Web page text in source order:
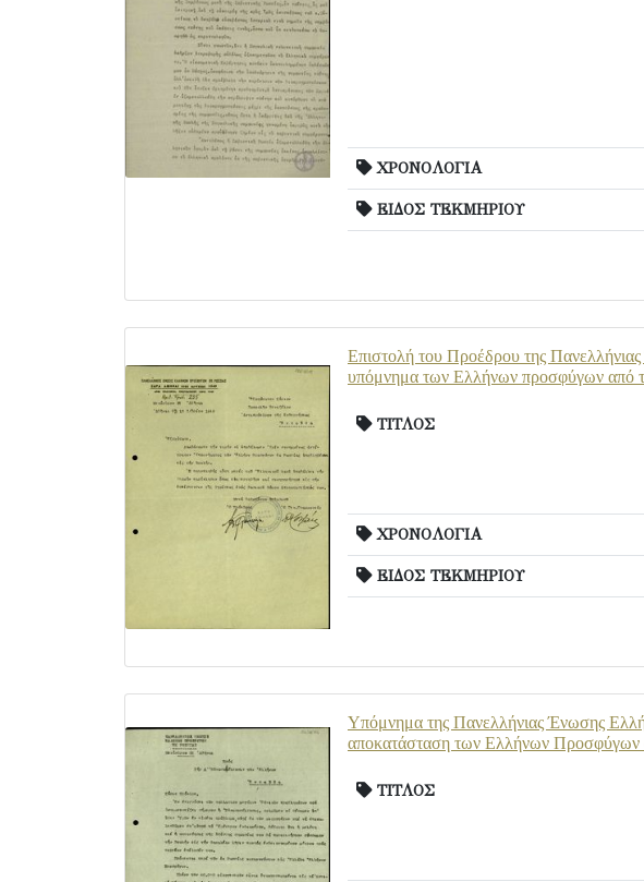
ΧΡΟΝΟΛΟΓΙΑ
ΕΙΔΟΣ ΤΕΚΜΗΡΙΟΥ
Επιστολή του Προέδρου της
υπόμνημα των Ελλήνων προσφύγων από
ΤΙΤΛΟΣ
ΧΡΟΝΟΛΟΓΙΑ
ΕΙΔΟΣ ΤΕΚΜΗΡΙΟΥ
Υπόμνημα της Πανελλήνιας Ένωσης
αποκατάσταση των Ελλήνων Προσφύγων
ΤΙΤΛΟΣ